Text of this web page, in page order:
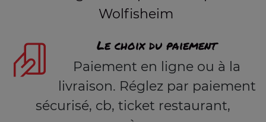
Wolfisheim
Le choix du paiement
Paiement en ligne ou à la
livraison. Réglez par paiement
sécurisé, cb, ticket restaurant,